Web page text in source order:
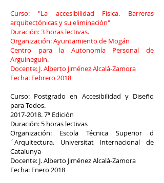
Curso: "La accesibilidad Física. Barreras
arquitectónicas y su eliminación"
Duración: 3 horas lectivas.
Organización: Ayuntamiento de Mogán
Centro para la Autonomía Personal de
Arguineguín.
Docente: J. Alberto Jiménez Alcalá-Zamora
Fecha: Febrero 2018
Curso: Postgrado en Accesibilidad y Diseño
para Todos.
2017-2018. 7ª Edición
Duración: 5 horas lectivas
Organización: Escola Técnica Superior d
´Arquitectura. Universitat Internacional de
Catalunya
Docente: J. Alberto Jiménez Alcalá-Zamora
Fecha: Enero 2018